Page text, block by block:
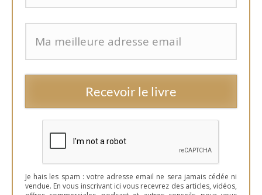
Recevoir le livre
Je hais les spam : votre adresse email ne sera jamais cédée ni
vendue. En vous inscrivant ici vous recevrez des articles, vidéos,